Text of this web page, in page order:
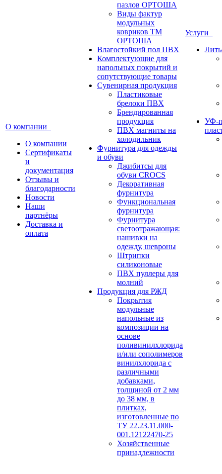
О компании
О компании
Сертификаты
и
документация
Отзывы и
благодарности
Новости
Наши
партнёры
Доставка и
оплата
пазлов ОРТОША
Виды фактур
модульных
ковриков ТМ
ОРТОША
Влагостойкий пол ПВХ
Комплектующие для
напольных покрытий и
сопутствующие товары
Сувенирная продукция
Пластиковые
брелоки ПВХ
Брендированная
продукция
ПВХ магниты на
холодильник
Фурнитура для одежды
и обуви
Джибитсы для
обуви CROCS
Декоративная
фурнитура
Функциональная
фурнитура
Фурнитура
светоотражающая:
нашивки на
одежду, шевроны
Штрипки
силиконовые
ПВХ пуллеры для
молний
Продукция для РЖД
Покрытия
модульные
напольные из
композиции на
основе
поливинилхлорида
и/или сополимеров
винилхлорида с
различными
добавками,
толщиной от 2 мм
до 38 мм, в
плитках,
изготовленные по
ТУ 22.23.11.000-
001.12122470-25
Хозяйственные
принадлежности
Услуги
УФ-